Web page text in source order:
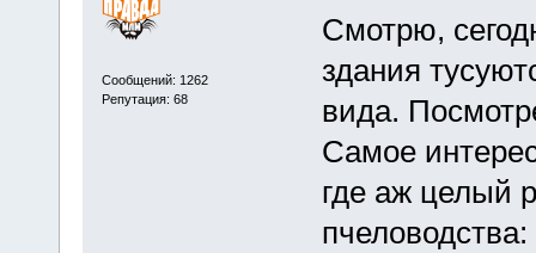
Сообщений: 1262
Репутация: 68
Смотрю,
здания
вида.
Самое
где аж целый